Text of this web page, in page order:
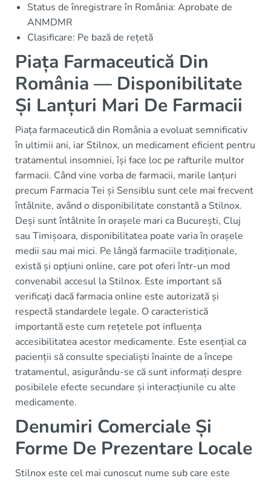
Status de înregistrare în România: Aprobate de
ANMDMR
Clasificare: Pe bază de rețetă
Piața Farmaceutică Din
România — Disponibilitate
Și Lanțuri Mari De Farmacii
Piața farmaceutică din România a evoluat semnificativ
în ultimii ani, iar Stilnox, un medicament eficient pentru
tratamentul insomniei, își face loc pe rafturile multor
farmacii. Când vine vorba de farmacii, marile lanțuri
precum Farmacia Tei și Sensiblu sunt cele mai frecvent
întâlnite, având o disponibilitate constantă a Stilnox.
Deși sunt întâlnite în orașele mari ca București, Cluj
sau Timișoara, disponibilitatea poate varia în orașele
medii sau mai mici. Pe lângă farmaciile tradiționale,
există și opțiuni online, care pot oferi într-un mod
convenabil accesul la Stilnox. Este important să
verificați dacă farmacia online este autorizată și
respectă standardele legale. O caracteristică
importantă este cum rețetele pot influența
accesibilitatea acestor medicamente. Este esențial ca
pacienții să consulte specialiști înainte de a începe
tratamentul, asigurându-se că sunt informați despre
posibilele efecte secundare și interacțiunile cu alte
medicamente.
Denumiri Comerciale Și
Forme De Prezentare Locale
Stilnox este cel mai cunoscut nume sub care este